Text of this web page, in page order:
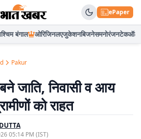
ePaper
बंगाल ओरिजिनलएजुकेशनबिजनेसमनोरंजनटेकऑटो
Pakur
जाति, निवासी व आय
को राहत
05:14 PM (IST)